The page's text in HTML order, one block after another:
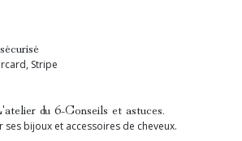
Stripe
du 6-Conseils et astuces.
ses bijoux et accessoires de cheveux.